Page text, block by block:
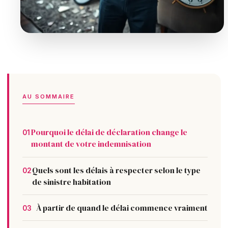
AU SOMMAIRE
01 Pourquoi le délai de déclaration change le
montant de votre indemnisation
02Quels sont les délais à respecter selon le type
de sinistre habitation
03 À partir de quand le délai commence vraiment